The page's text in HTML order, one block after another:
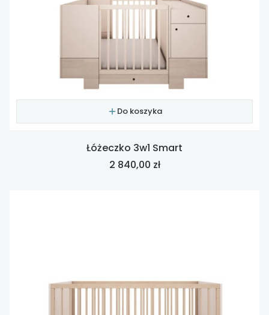
Do koszyka
Łóżeczko 3w1 Smart
Cena
2 840,00 zł